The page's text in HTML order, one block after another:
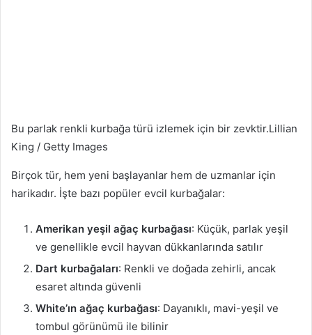
Bu parlak renkli kurbağa türü izlemek için bir zevktir.Lillian
King / Getty Images
Birçok tür, hem yeni başlayanlar hem de uzmanlar için
harikadır. İşte bazı popüler evcil kurbağalar:
Amerikan yeşil ağaç kurbağası: Küçük, parlak yeşil
ve genellikle evcil hayvan dükkanlarında satılır
Dart kurbağaları: Renkli ve doğada zehirli, ancak
esaret altında güvenli
White’ın ağaç kurbağası: Dayanıklı, mavi-yeşil ve
tombul görünümü ile bilinir